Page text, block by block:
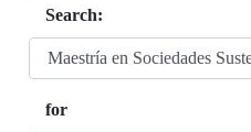
Search:
for